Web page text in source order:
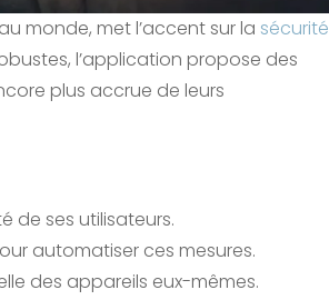
monde, met l’accent sur la sécurité
l’application propose des
plus accrue de leurs
de ses utilisateurs.
automatiser ces mesures.
des appareils eux-mêmes.